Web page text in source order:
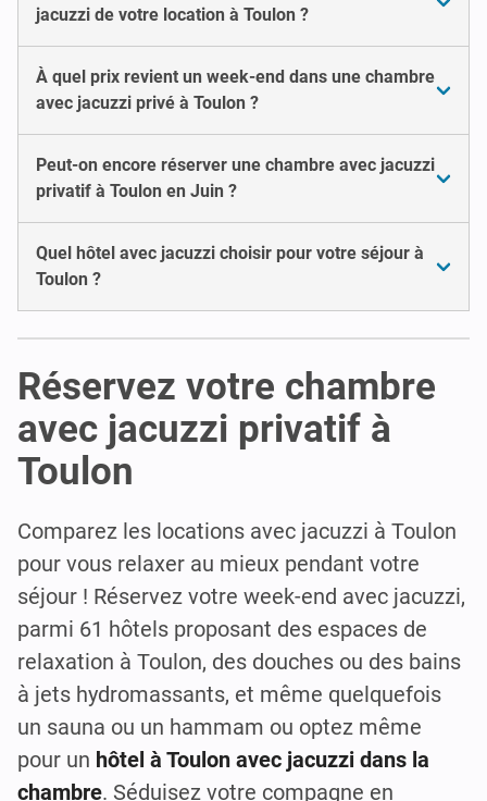
jacuzzi de votre location à Toulon ?
À quel prix revient un week-end dans une chambre
avec jacuzzi privé à Toulon ?
Peut-on encore réserver une chambre avec jacuzzi
privatif à Toulon en Juin ?
Quel hôtel avec jacuzzi choisir pour votre séjour à
Toulon ?
Réservez votre chambre
avec jacuzzi privatif à
Toulon
Comparez les locations avec jacuzzi à Toulon
pour vous relaxer au mieux pendant votre
séjour ! Réservez votre week-end avec jacuzzi,
parmi 61 hôtels proposant des espaces de
relaxation à Toulon, des douches ou des bains
à jets hydromassants, et même quelquefois
un sauna ou un hammam ou optez même
pour un hôtel à Toulon avec jacuzzi dans la
chambre. Séduisez votre compagne en